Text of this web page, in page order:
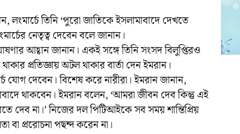
তিনি ‘পুরো জাতিকে ইসলামাবাদে দেখতে
নেতৃত্ব দেবেন বলে জানান।
আহ্বান জানান। একই সঙ্গে তিনি সংসদ বিলুপ্তিরও
প্রতিজ্ঞায় অটল থাকার বার্তা দেন ইমরান।
যোগ দেবেন। বিশেষ করে নারীরা। ইমরান জানান,
থাকবেন। ইমরান বলেন, ‘আমরা জীবন দেব কিন্তু এই
দেব না।’ নিজের দল পিটিআইকে সব সময় শান্তিপ্রিয়
বা প্ররোচনা পছন্দ করেন না।